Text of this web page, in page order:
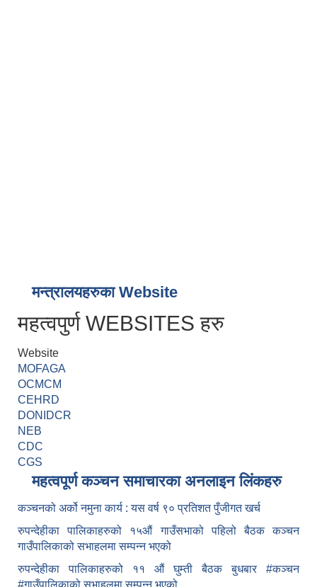
मन्त्रालयहरुका Website
महत्वपुर्ण WEBSITES हरु
Website
MOFAGA
OCMCM
CEHRD
DONIDCR
NEB
CDC
CGS
महत्वपूर्ण कञ्चन समाचारका अनलाइन लिंकहरु
कञ्चनको अर्को नमुना कार्य : यस वर्ष ९० प्रतिशत पुँजीगत खर्च
रुपन्देहीका पालिकाहरुको १५औं गाउँसभाको पहिलो बैठक कञ्चन
गाउँपालिकाको सभाहलमा सम्पन्न भएको
रुपन्देहीका पालिकाहरुको ११ औं घुम्ती बैठक बुधबार #कञ्चन
#गाउँपालिकाको सभाहलमा सम्पन्न भएको